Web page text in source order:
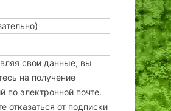
свои данные, вы
на получение
по электронной почте.
отказаться от подписки